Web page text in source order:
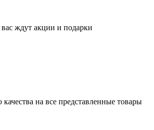
ждут акции и подарки
на все представленные товары